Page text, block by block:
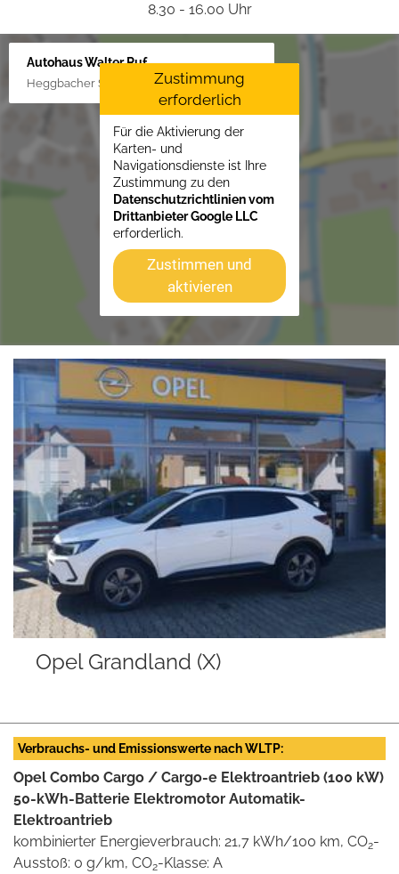
8.30 - 16.00 Uhr
Autohaus Walter Ruf
Heggbacher Straße 25, 88477 Schönebürg
Zustimmung
erforderlich
Für die Aktivierung der
Karten- und
Navigationsdienste ist Ihre
Zustimmung zu den
Datenschutzrichtlinien vom
Drittanbieter Google LLC
erforderlich.
Zustimmen und
aktivieren
(X)
Verbrauchs- und Emissionswerte nach WLTP:
Opel Combo Cargo / Cargo-e Elektroantrieb (100 kW)
50-kWh-Batterie Elektromotor Automatik-
Elektroantrieb
kombinierter Energieverbrauch: 21,7 kWh/100 km, CO2-
Ausstoß: 0 g/km, CO2-Klasse: A